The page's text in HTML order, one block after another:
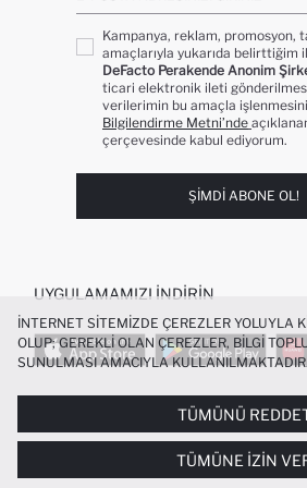
Kampanya, reklam, promosyon,
amaçlarıyla yukarıda belirttiğim
DeFacto Perakende Anonim
ticari elektronik ileti
verilerimin bu amaçla işlenmesini
Bilgilendirme Metni’nde
çerçevesinde kabul ediyorum.
ŞIMDI ABONE OL!
UYGULAMAMIZI İNDIRIN
POPÜLER KATEGORILER
BIKINI
KADIN
ERKEK
İNTERNET SITEMIZDE ÇEREZLER YOLUYLA
OLUP; GEREKLI OLAN ÇEREZLER, BILGI
SUNULMASI AMACIYLA
DENEYIMI SUNULABILMESI, SITEMIZIN
KIŞISELLEŞTIRMESI VE AÇIK RIZA VERMENIZ
YÖNELIK PAZARLAMA FAALIYETLERININ
SINIRLI OLARAK KULLANILACAKTIR.
ÇEREZ TERCIHLERIPANELI ARACILIĞIYLA
TÜMÜNÜ
TÜMÜNE İZIN